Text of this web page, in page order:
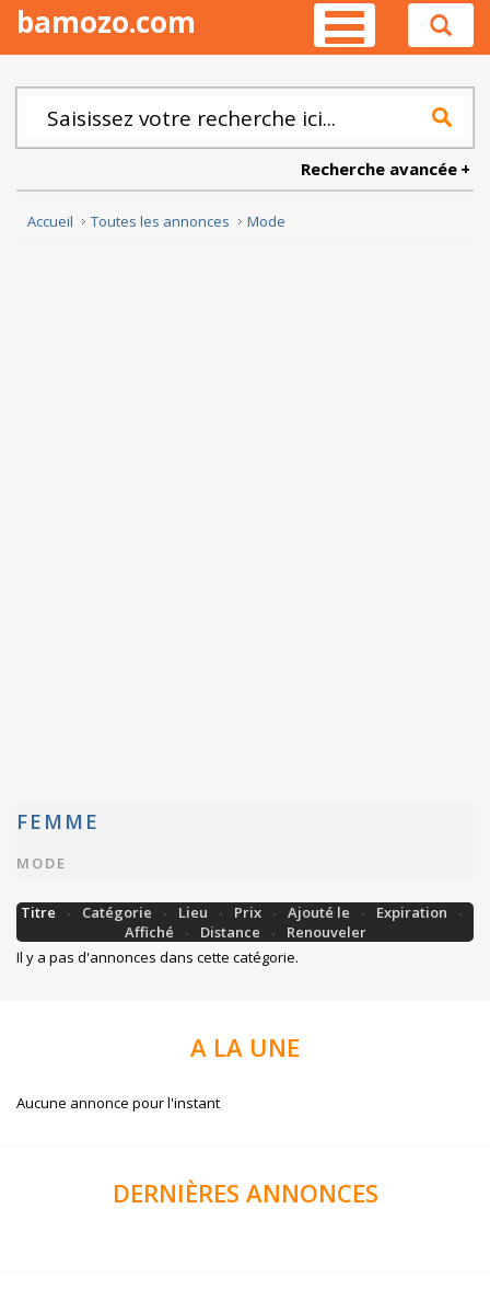
bamozo.com
Recherche avancée
Accueil Toutes les annonces Mode
FEMME
MODE
Titre Catégorie Lieu Prix Ajouté le
Expiration
Affiché
Distance
Renouveler
Il y a pas d'annonces dans cette catégorie.
A LA UNE
Aucune annonce pour l'instant
DERNIÈRES ANNONCES